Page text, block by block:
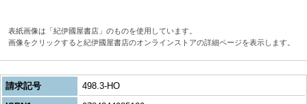
表紙画像は「紀伊國屋書店」のものを使用しています。
画像をクリックすると紀伊國屋書店のオンラインストアの詳細ページを表示します。
請求記号
498.3-HO